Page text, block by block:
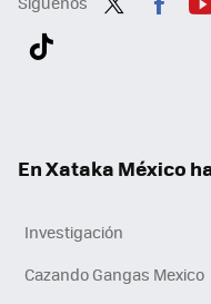
En Xataka México
Investigación
Cazando Gangas Mexico